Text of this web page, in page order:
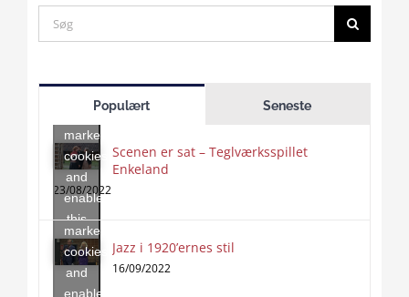
Search
for:
Populært Seneste
accept
marketing
cookies
and
enable
this
content
Scenen er sat – Teglværksspillet
Enkeland
23/08/2022
Click
to
marketing
cookies
and
enable
Jazz i 1920’ernes stil
16/09/2022
Click
to
accept